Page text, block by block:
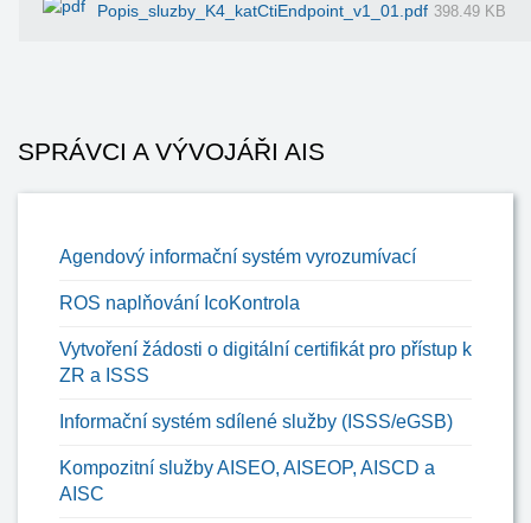
Popis_sluzby_K4_katCtiEndpoint_v1_01.pdf 398.49 KB
SPRÁVCI A VÝVOJÁŘI AIS
Agendový informační systém vyrozumívací
ROS naplňování IcoKontrola
Vytvoření žádosti o digitální certifikát pro přístup k
ZR a ISSS
Informační systém sdílené služby (ISSS/eGSB)
Kompozitní služby AISEO, AISEOP, AISCD a
AISC